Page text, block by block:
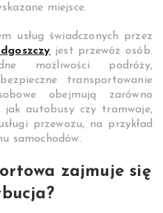
miejsce.
usług świadczonych przez
jest przewóz osób.
możliwości podróży,
transportowanie
obejmują zarówno
autobusy czy tramwaje,
przewozu, na przykład
samochodów.
zajmuje się